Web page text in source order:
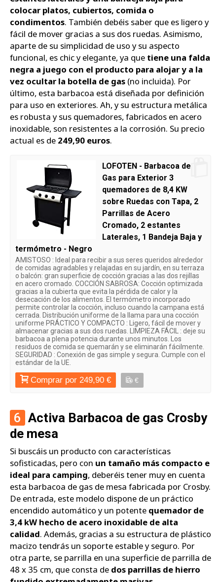
colocar platos, cubiertos, comida o
condimentos. También debéis saber que es ligero y
fácil de mover gracias a sus dos ruedas. Asimismo,
aparte de su simplicidad de uso y su aspecto
funcional, es chic y elegante, ya que tiene una falda
negra a juego con el producto para alojar y a la
vez ocultar la botella de gas (no incluida). Por
último, esta barbacoa está diseñada por definición
para uso en exteriores. Ah, y su estructura metálica
es robusta y sus quemadores, fabricados en acero
inoxidable, son resistentes a la corrosión. Su precio
actual es de 249,90 euros.
LOFOTEN - Barbacoa de
Gas para Exterior 3
quemadores de 8,4 KW
sobre Ruedas con Tapa, 2
Parrillas de Acero
Cromado, 2 estantes
Laterales, 1 Bandeja Baja y
termómetro - Negro
AMISTOSO : Ideal para recibir a sus seres queridos alrededor
de comidas agradables y relajadas en su jardín, en su terraza
o balcón: gran superficie de cocción gracias a las dos rejillas
en acero cromado. COCCIÓN SABROSA: Cocción optimizada
gracias a la cubierta que evita la pérdida de calor y la
desecación de los alimentos. El termómetro incorporado
permite controlar la cocción, incluso cuando la campana está
cerrada. Distribución uniforme de la llama para una cocción
uniforme PRÁCTICO Y COMPACTO : Ligero, fácil de mover y
almacenar gracias a sus dos ruedas. LIMPIEZA FÁCIL : deje su
barbacoa a plena potencia durante unos minutos. Los
residuos de comida se quemarán y se eliminarán fácilmente.
SEGURIDAD : Conexión de gas simple y segura. Cumple con el
estándar de la UE.
Comprar por 249,90 € €
6 Activa Barbacoa de gas Crosby
de mesa
Si buscáis un producto con características
sofisticadas, pero con un tamaño más compacto e
ideal para camping, deberéis tener muy en cuenta
esta barbacoa de gas de mesa fabricada por Crosby.
De entrada, este modelo dispone de un práctico
encendido automático y un potente quemador de
3,4 kW hecho de acero inoxidable de alta
calidad. Además, gracias a su estructura de plástico
macizo tendrás un soporte estable y seguro. Por
otra parte, se parrilla en una superficie de parrilla de
48 x 35 cm, que consta de dos parrillas de hierro